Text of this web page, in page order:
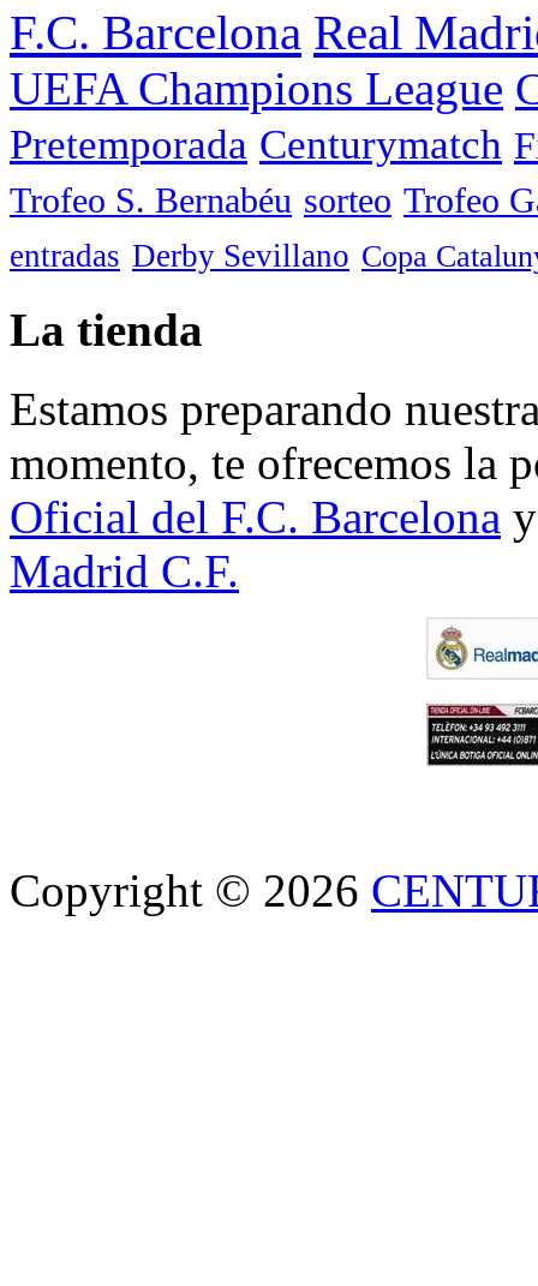
F.C. Barcelona Real
UEFA Champions League
Pretemporada Centurymatch
Trofeo S. Bernabéu sorteo Trofeo
entradas Derby Sevillano Copa
La tienda
Estamos preparando
momento, te ofrecemos la
Oficial del F.C. Barcelona
Madrid C.F.
Copyright © 2026